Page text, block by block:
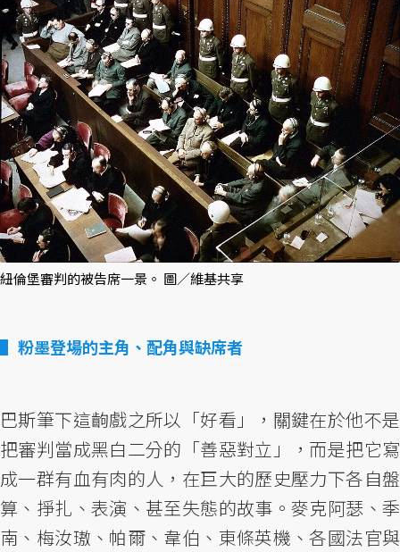
紐倫堡審判的被告席一景。 圖／維基共享
粉墨登場的主角、配角與缺席者
巴斯筆下這齣戲之所以「好看」，關鍵在於他不是
把審判當成黑白二分的「善惡對立」，而是把它寫
成一群有血有肉的人，在巨大的歷史壓力下各自盤
算、掙扎、表演、甚至失態的故事。麥克阿瑟、季
南、梅汝璈、帕爾、韋伯、東條英機、各國法官與